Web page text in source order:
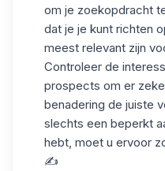
om je zoekopdracht
dat je je kunt richten
meest relevant zijn
Controleer de
prospects om er
benadering de juiste
slechts een beperkt
hebt, moet u ervoor
✍️